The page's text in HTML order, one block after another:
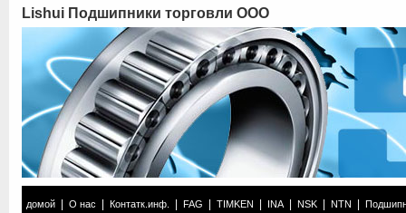
Lishui Подшипники торговли ООО
домой О нас Контатк.инф. FAG TIMKEN INA NSK NTN